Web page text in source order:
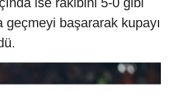
geçmeyi başararak kupayı